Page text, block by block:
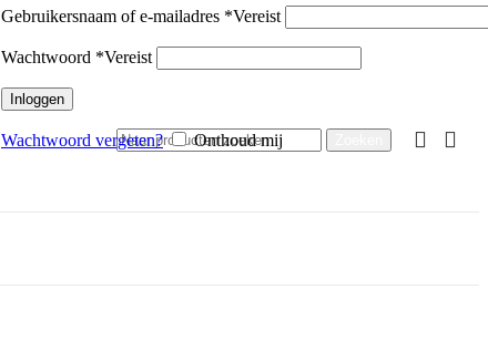
Gebruikersnaam of e-mailadres *Vereist
Wachtwoord *Vereist
Inloggen
Wachtwoord vergeten? Onthoud mij